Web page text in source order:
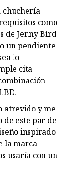
chuchería
como
de Jenny Bird
un pendiente
lo
cita
atrevido y me
de este par de
inspirado
la marca
usaría con un